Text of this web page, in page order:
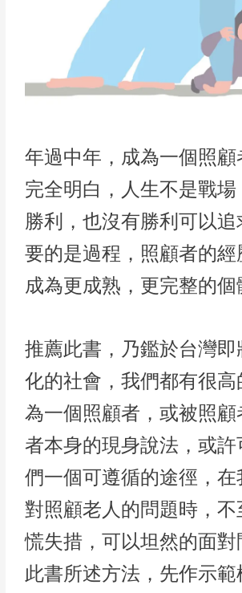
年過中年，成為一個照顧
完全明白，人生不是戰
勝利，也沒有勝利可以
要的是過程，照顧者的經
成為更成熟，更完整的個
推薦此書，乃鑑於台灣即
化的社會，我們都有很高
為一個照顧者，或被照顧
者本身的現身說法，或許
們一個可遵循的途徑，在
對照顧老人的問題時，不
慌失措，可以坦然的面對
此書所述方法，先作示